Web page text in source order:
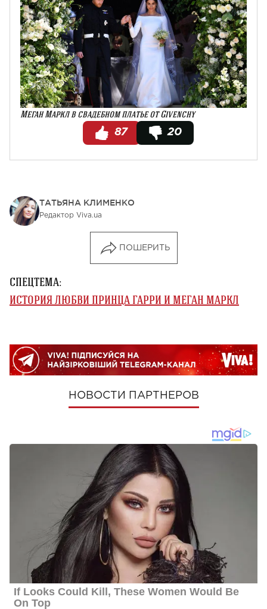
Меган Маркл в свадебном платье от Givenchy
87
20
ТАТЬЯНА КЛИМЕНКО
Редактор Viva.ua
ПОШЕРИТЬ
СПЕЦТЕМА:
ИСТОРИЯ ЛЮБВИ ПРИНЦА ГАРРИ И МЕГАН МАРКЛ
НОВОСТИ ПАРТНЕРОВ